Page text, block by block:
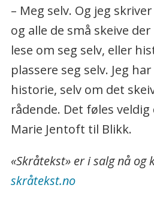
– Meg selv. Og jeg
og alle de små skeive
lese om seg selv, eller
plassere seg selv. Jeg
historie, selv om det
rådende. Det føles
Marie Jentoft til Blikk.
«Skråtekst» er i salg nå og
skråtekst.no